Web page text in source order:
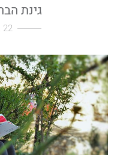
גינת
22 בדצמבר 2020